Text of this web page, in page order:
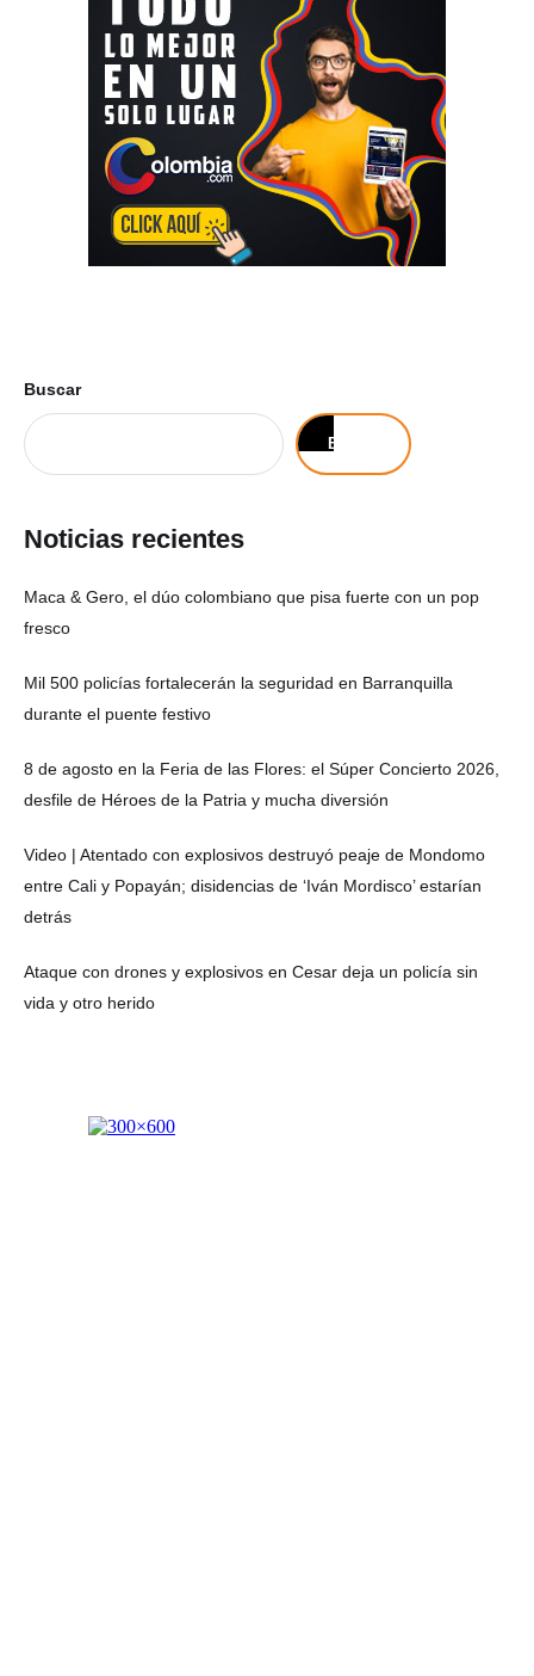
Buscar
Buscar
Noticias recientes
Maca & Gero, el dúo colombiano que pisa fuerte con un pop
fresco
Mil 500 policías fortalecerán la seguridad en Barranquilla
durante el puente festivo
8 de agosto en la Feria de las Flores: el Súper Concierto 2026,
desfile de Héroes de la Patria y mucha diversión
Video | Atentado con explosivos destruyó peaje de Mondomo
entre Cali y Popayán; disidencias de ‘Iván Mordisco’ estarían
detrás
Ataque con drones y explosivos en Cesar deja un policía sin
vida y otro herido